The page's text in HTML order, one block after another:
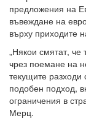
предложения на
въвеждане на
върху приходите
„Някои смятат, че
чрез поемане на
текущите
подобен подход,
ограничения в
Мерц.